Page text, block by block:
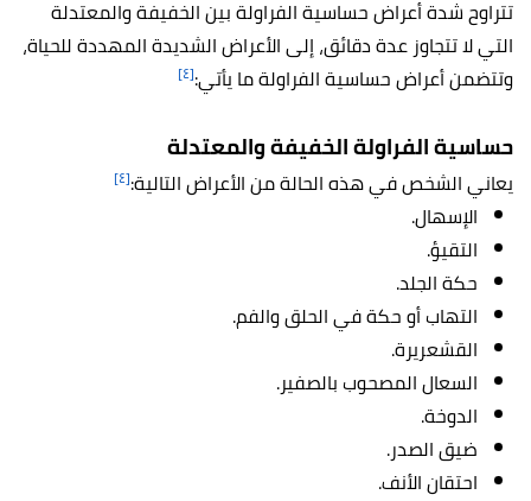
تتراوح شدة أعراض حساسية الفراولة بين الخفيفة والمعتدلة
التي لا تتجاوز عدة دقائق، إلى الأعراض الشديدة المهددة للحياة،
وتتضمن أعراض حساسية الفراولة ما يأتي:[٤]
حساسية الفراولة الخفيفة والمعتدلة
يعاني الشخص في هذه الحالة من الأعراض التالية:[٤]
الإسهال.
التقيؤ.
حكة الجلد.
التهاب أو حكة في الحلق والفم.
القشعريرة.
السعال المصحوب بالصفير.
الدوخة.
ضيق الصدر.
احتقان الأنف.